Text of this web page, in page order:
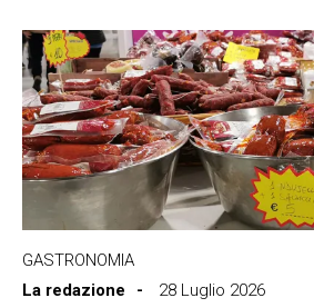
GASTRONOMIA
La redazione
28 Luglio 2026